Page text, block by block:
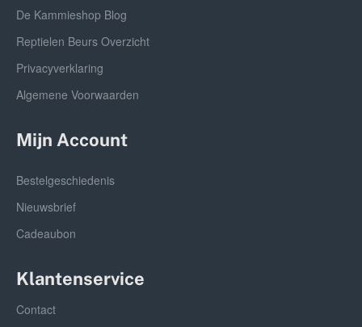
De Kammieshop Blog
Reptielen Beurs Overzicht
Privacyverklaring
Algemene Voorwaarden
Mijn Account
Bestelgeschiedenis
Nieuwsbrief
Cadeaubon
Klantenservice
Contact